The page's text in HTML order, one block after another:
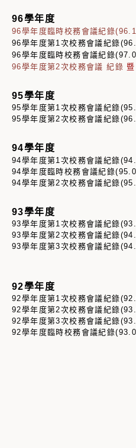
96學年度
96學年度臨時校務會議紀錄
96學年度第1次校務會議紀錄
96學年度臨時校務會議紀錄
96學年度第2次校務會議 紀錄 暨
95學年度
95學年度第1次校務會議紀錄
95學年度第2次校務會議紀錄
94學年度
94學年度第1次校務會議紀錄
94學年度臨時校務會議紀錄
94學年度第2次校務會議紀錄
93學年度
93學年度第1次校務會議紀錄
93學年度第2次校務會議紀錄
93學年度第3次校務會議紀錄
92學年度
92學年度第1次校務會議紀錄
92學年度第2次校務會議紀錄
92學年度第3次校務會議紀錄
92學年度臨時校務會議紀錄